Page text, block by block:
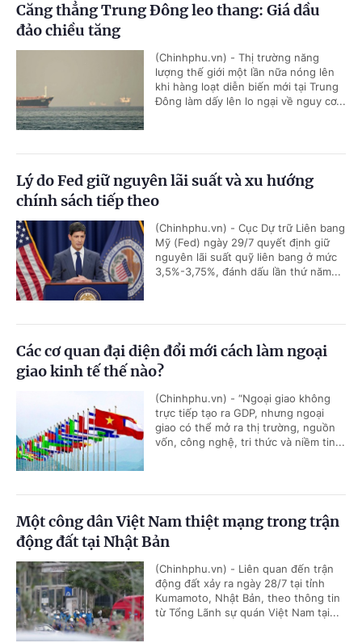
Căng thẳng Trung Đông leo thang: Giá dầu
đảo chiều tăng
(Chinhphu.vn) - Thị trường năng
lượng thế giới một lần nữa nóng lên
khi hàng loạt diễn biến mới tại Trung
Đông làm dấy lên lo ngại về nguy cơ...
Lý do Fed giữ nguyên lãi suất và xu hướng
chính sách tiếp theo
(Chinhphu.vn) - Cục Dự trữ Liên bang
Mỹ (Fed) ngày 29/7 quyết định giữ
nguyên lãi suất quỹ liên bang ở mức
3,5%-3,75%, đánh dấu lần thứ năm...
Các cơ quan đại diện đổi mới cách làm ngoại
giao kinh tế thế nào?
(Chinhphu.vn) - “Ngoại giao không
trực tiếp tạo ra GDP, nhưng ngoại
giao có thể mở ra thị trường, nguồn
vốn, công nghệ, tri thức và niềm tin...
Một công dân Việt Nam thiệt mạng trong trận
động đất tại Nhật Bản
(Chinhphu.vn) - Liên quan đến trận
động đất xảy ra ngày 28/7 tại tỉnh
Kumamoto, Nhật Bản, theo thông tin
từ Tổng Lãnh sự quán Việt Nam tại...